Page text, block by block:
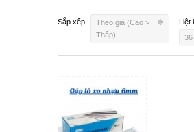
Sắp xếp:
Theo giá (Cao >
Thấp)
Liệt
36